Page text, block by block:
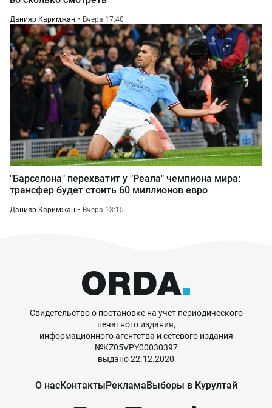
Данияр Каримжан Вчера 17:40
"Барселона" перехватит у "Реала" чемпиона мира:
трансфер будет стоить 60 миллионов евро
Данияр Каримжан Вчера 13:15
Свидетельство о постановке на учет периодического
печатного издания,
информационного агентства и сетевого издания
№KZ05VPY00030397
выдано 22.12.2020
О насКонтакты Реклама Выборы в Курултай